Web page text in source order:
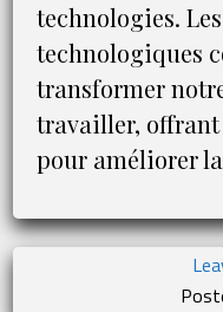
technologies.
technologiques
transformer
travailler, offrant
pour améliorer